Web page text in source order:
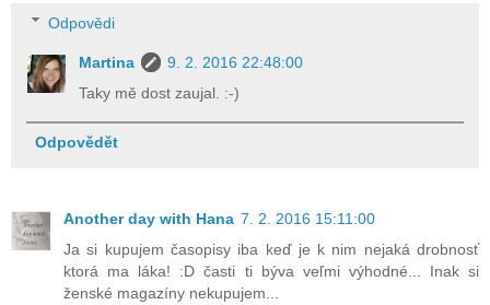
Odpovědi
Martina
9. 2. 2016 22:48:00
Taky mě dost zaujal. :-)
Odpovědět
Another day with Hana 7. 2. 2016 15:11:00
Ja si kupujem časopisy iba keď je k nim nejaká drobnosť
ktorá ma láka! :D časti ti býva veľmi výhodné... Inak si
ženské magazíny nekupujem...